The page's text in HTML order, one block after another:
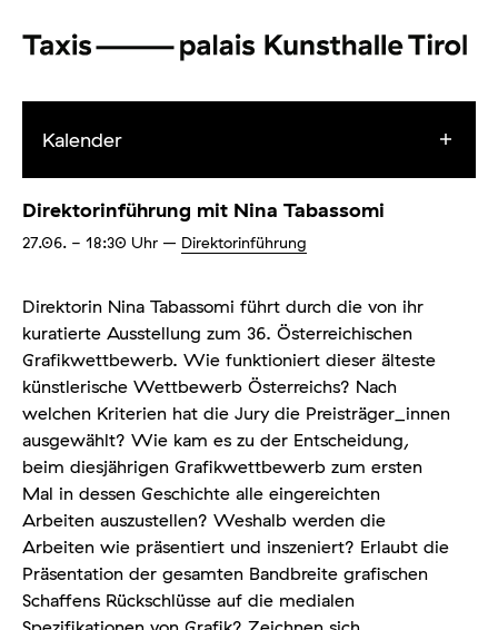
Kalender
Direktorinführung mit Nina Tabassomi
27.06. - 18:30 Uhr – Direktorinführung
Direktorin Nina Tabassomi führt durch die von ihr
kuratierte Ausstellung zum 36. Österreichischen
Grafikwettbewerb. Wie funktioniert dieser älteste
künstlerische Wettbewerb Österreichs? Nach
welchen Kriterien hat die Jury die Preisträger_innen
ausgewählt? Wie kam es zu der Entscheidung,
beim diesjährigen Grafikwettbewerb zum ersten
Mal in dessen Geschichte alle eingereichten
Arbeiten auszustellen? Weshalb werden die
Arbeiten wie präsentiert und inszeniert? Erlaubt die
Präsentation der gesamten Bandbreite grafischen
Schaffens Rückschlüsse auf die medialen